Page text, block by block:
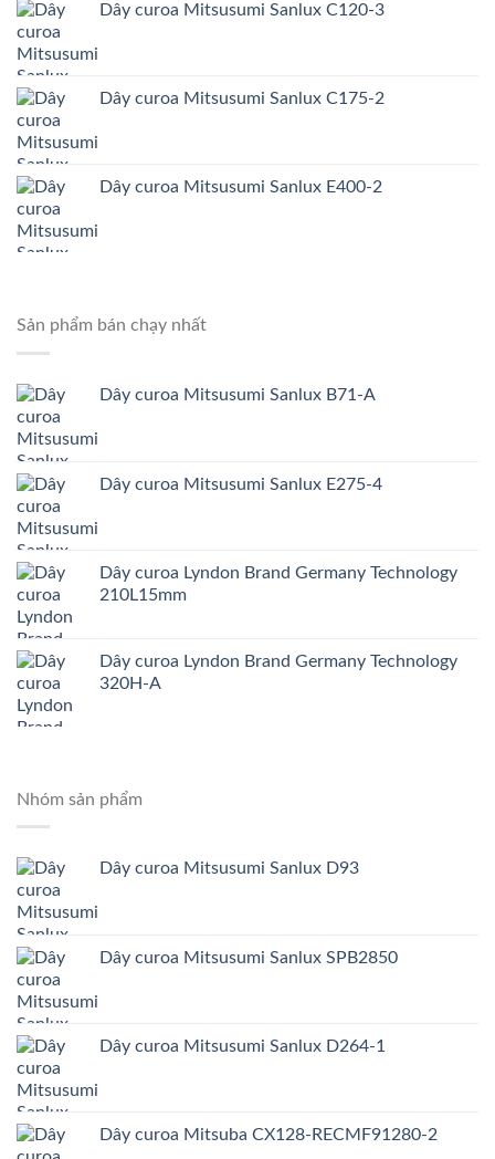
Dây curoa Mitsusumi Sanlux C120-3
Dây curoa Mitsusumi Sanlux C175-2
Dây curoa Mitsusumi Sanlux E400-2
Sản phẩm bán chạy nhất
Dây curoa Mitsusumi Sanlux B71-A
Dây curoa Mitsusumi Sanlux E275-4
Dây curoa Lyndon Brand Germany Technology
210L15mm
Dây curoa Lyndon Brand Germany Technology
320H-A
Nhóm sản phẩm
Dây curoa Mitsusumi Sanlux D93
Dây curoa Mitsusumi Sanlux SPB2850
Dây curoa Mitsusumi Sanlux D264-1
Dây curoa Mitsuba CX128-RECMF91280-2